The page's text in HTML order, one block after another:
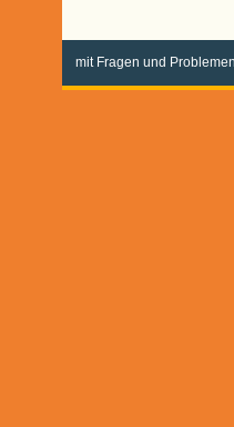
mit Fragen und